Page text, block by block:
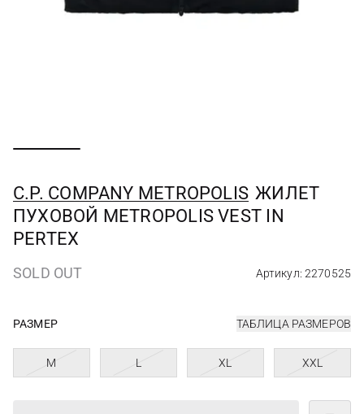
C.P. COMPANY METROPOLIS ЖИЛЕТ
ПУХОВОЙ METROPOLIS VEST IN
PERTEX
SOLD OUT Артикул: 2270525
РАЗМЕР ТАБЛИЦА РАЗМЕРОВ
M L XL XXL